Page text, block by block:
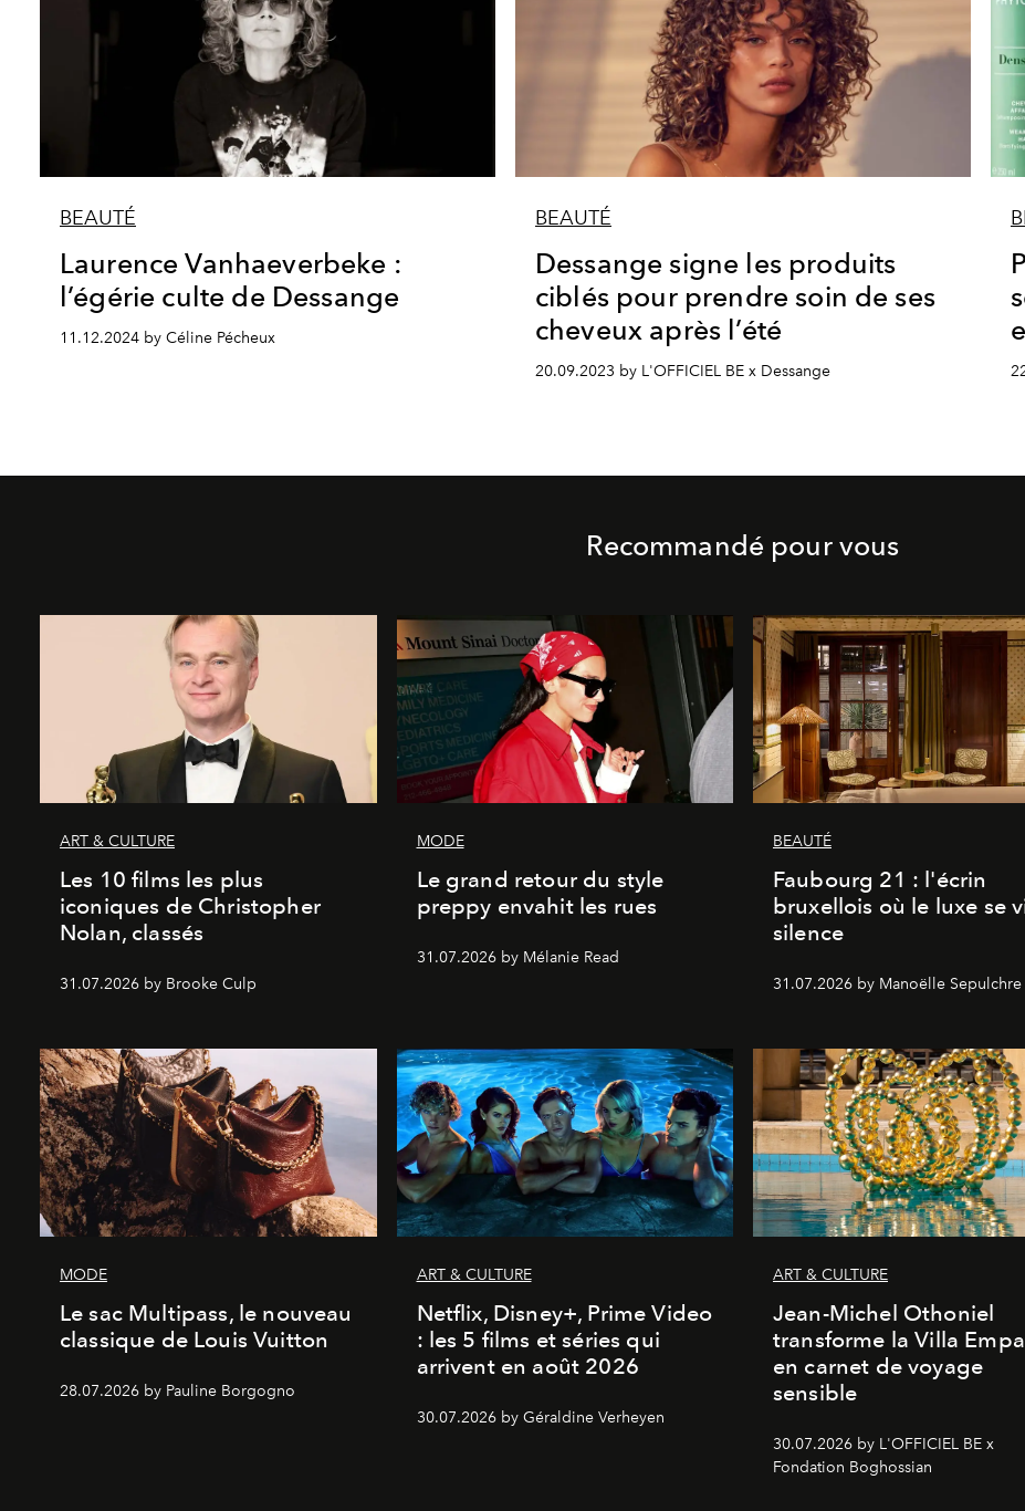
BEAUTÉ
Laurence Vanhaeverbeke :
l’égérie culte de Dessange
11.12.2024 by Céline Pécheux
BEAUTÉ
Dessange signe les produits
ciblés pour prendre soin de ses
cheveux après l’été
20.09.2023 by L'OFFICIEL BE x Dessange
Recommandé pour vous
ART & CULTURE
Les 10 films les plus
iconiques de Christopher
Nolan, classés
31.07.2026 by Brooke Culp
MODE
Le grand retour du style
preppy envahit les rues
31.07.2026 by Mélanie Read
BEAUTÉ
Faubourg 21 : l'écrin
bruxellois où le luxe se
silence
31.07.2026 by Manoëlle Sepulchre
MODE
Le sac Multipass, le nouveau
classique de Louis Vuitton
28.07.2026 by Pauline Borgogno
ART & CULTURE
Netflix, Disney+, Prime Video
: les 5 films et séries qui
arrivent en août 2026
30.07.2026 by Géraldine Verheyen
ART & CULTURE
Jean-Michel Othoniel
transforme la Villa
en carnet de voyage
sensible
30.07.2026 by L'OFFICIEL BE x
Fondation Boghossian